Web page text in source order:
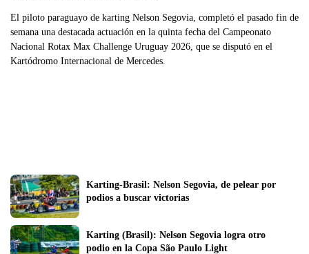
El piloto paraguayo de karting Nelson Segovia, completó el pasado fin de
semana una destacada actuación en la quinta fecha del Campeonato
Nacional Rotax Max Challenge Uruguay 2026, que se disputó en el
Kartódromo Internacional de Mercedes.
Karting-Brasil: Nelson Segovia, de pelear por
podios a buscar victorias
Karting (Brasil): Nelson Segovia logra otro
podio en la Copa São Paulo Light